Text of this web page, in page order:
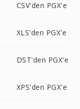
CSV'den PGX'e
XLS'den PGX'e
DST'den PGX'e
XPS'den PGX'e